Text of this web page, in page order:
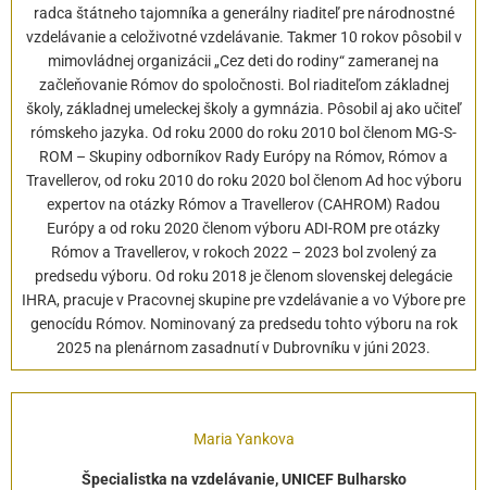
radca štátneho tajomníka a generálny riaditeľ pre národnostné
vzdelávanie a celoživotné vzdelávanie. Takmer 10 rokov pôsobil v
mimovládnej organizácii „Cez deti do rodiny“ zameranej na
začleňovanie Rómov do spoločnosti. Bol riaditeľom základnej
školy, základnej umeleckej školy a gymnázia. Pôsobil aj ako učiteľ
rómskeho jazyka. Od roku 2000 do roku 2010 bol členom MG-S-
ROM – Skupiny odborníkov Rady Európy na Rómov, Rómov a
Travellerov, od roku 2010 do roku 2020 bol členom Ad hoc výboru
expertov na otázky Rómov a Travellerov (CAHROM) Radou
Európy a od roku 2020 členom výboru ADI-ROM pre otázky
Rómov a Travellerov, v rokoch 2022 – 2023 bol zvolený za
predsedu výboru. Od roku 2018 je členom slovenskej delegácie
IHRA, pracuje v Pracovnej skupine pre vzdelávanie a vo Výbore pre
genocídu Rómov. Nominovaný za predsedu tohto výboru na rok
2025 na plenárnom zasadnutí v Dubrovníku v júni 2023.
Maria Yankova
Špecialistka na vzdelávanie, UNICEF Bulharsko